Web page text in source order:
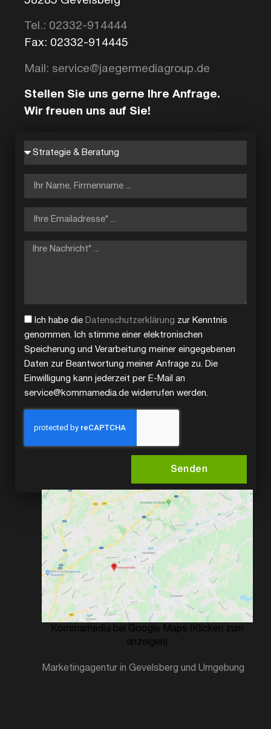
Tel.: 02332-914444
Fax: 02332-914445
Mail: service@jaegermediagroup.de
Stellen Sie uns gerne Ihre Anfrage.
Wir freuen uns auf Sie!
Ich habe die Datenschutzerklärung zur Kenntnis
genommen. Ich stimme einer elektronischen
Speicherung und Verarbeitung meiner eingegebenen
Daten zur Beantwortung meiner Anfrage zu. Die
Einwilligung kann jederzeit per E-Mail an
service@kommamedia.de widerrufen werden.
Senden
Kommamedia bei Google Maps (Klicken zum
anzeigen)
Marketingagentur in Gevelsberg und Umgebung